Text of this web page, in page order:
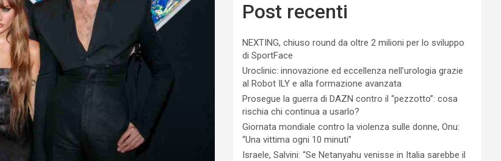
Post recenti
NEXTING, chiuso round da oltre 2 milioni per lo sviluppo
di SportFace
Uroclinic: innovazione ed eccellenza nell’urologia grazie
al Robot ILY e alla formazione avanzata
Prosegue la guerra di DAZN contro il “pezzotto”: cosa
rischia chi continua a usarlo?
Giornata mondiale contro la violenza sulle donne, Onu:
“Una vittima ogni 10 minuti”
Israele, Salvini: “Se Netanyahu venisse in Italia sarebbe il